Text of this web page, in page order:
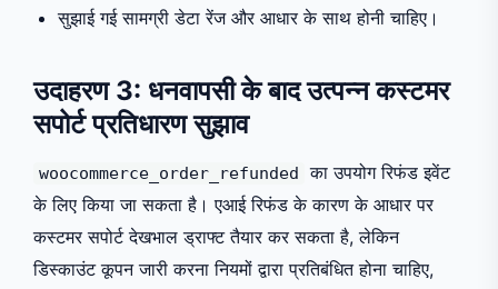
सुझाई गई सामग्री डेटा रेंज और आधार के साथ होनी चाहिए।
उदाहरण 3: धनवापसी के बाद उत्पन्न कस्टमर
सपोर्ट प्रतिधारण सुझाव
woocommerce_order_refunded का उपयोग रिफंड इवेंट
के लिए किया जा सकता है। एआई रिफंड के कारण के आधार पर
कस्टमर सपोर्ट देखभाल ड्राफ्ट तैयार कर सकता है, लेकिन
डिस्काउंट कूपन जारी करना नियमों द्वारा प्रतिबंधित होना चाहिए,